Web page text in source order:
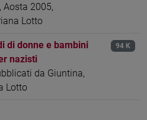
Aosta 2005,
Lotto
di donne e bambini
nazisti
da Giuntina,
Lotto
94 K